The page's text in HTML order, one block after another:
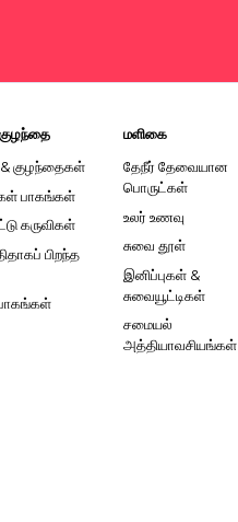
குழந்தைகள்
பாகங்கள்
கருவிகள்
பிறந்த
மளிகை
தேநீர் தேவையான
பொருட்கள்
உலர் உணவு
சுவை தூள்
இனிப்புகள் &
சுவையூட்டிகள்
சமையல்
அத்தியாவசியங்கள்